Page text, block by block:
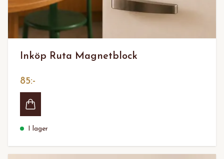
Inköp Ruta Magnetblock
85:-
I lager